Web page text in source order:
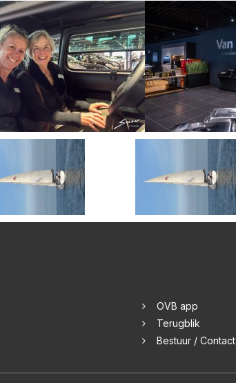
OVB app
Terugblik
Bestuur / Contact